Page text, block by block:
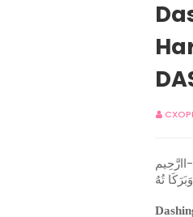
اارَّحِيم
تُهُ